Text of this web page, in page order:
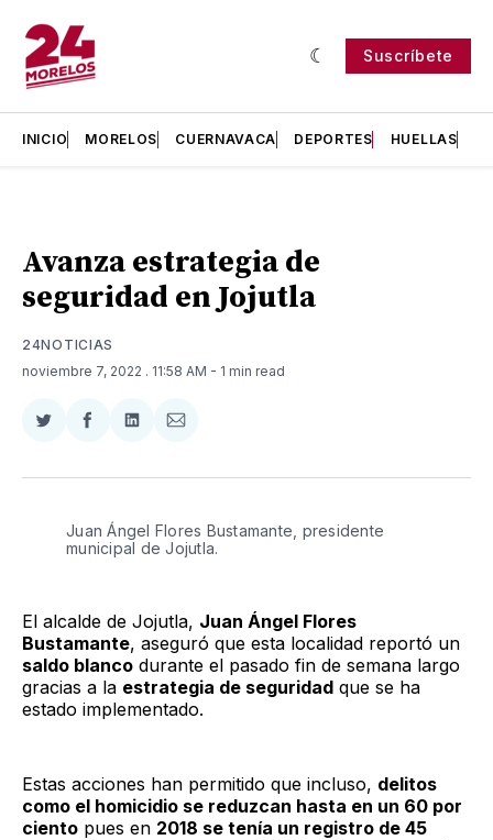
Suscríbete
INICIO MORELOS CUERNAVACA DEPORTES HUELLAS
Avanza estrategia de
seguridad en Jojutla
24NOTICIAS
noviembre 7, 2022 . 11:58 AM - 1 min read
Compartir
Twitter
Compartir
Facebook
Compartir
LinkedIn
Compartir
Email
Juan Ángel Flores Bustamante, presidente
municipal de Jojutla.
El alcalde de Jojutla, Juan Ángel Flores
Bustamante, aseguró que esta localidad reportó un
saldo blanco durante el pasado fin de semana largo
gracias a la estrategia de seguridad que se ha
estado implementado.
Estas acciones han permitido que incluso, delitos
como el homicidio se reduzcan hasta en un 60 por
ciento pues en 2018 se tenía un registro de 45